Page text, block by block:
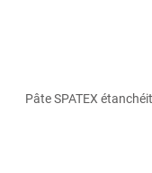
Pâte SPATEX